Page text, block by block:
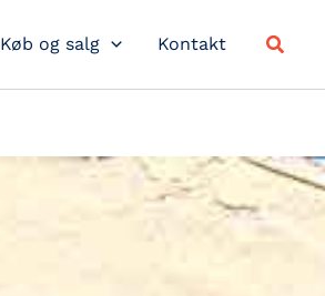
Køb og salg Kontakt Søg